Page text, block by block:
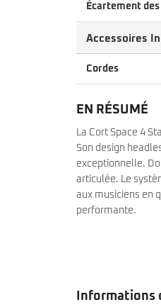
Écartement
Accessoires
Cordes
EN RÉSUMÉ
La Cort Space 4
Son design
exceptionnelle.
articulée. Le
aux musiciens en
performante.
Informations